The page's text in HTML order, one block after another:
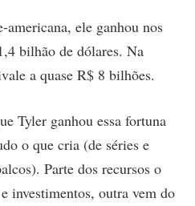
americana, ele ganhou nos
bilhão de dólares. Na
a quase R$ 8 bilhões.
Tyler ganhou essa fortuna
o que cria (de séries e
Parte dos recursos o
investimentos, outra vem do